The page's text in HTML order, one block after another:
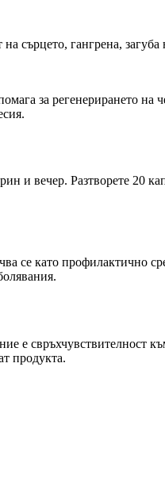
сърцето, гангрена, загуба
за регенерирането на
и вечер. Разтворете 20
се като профилактично
е свръхчувствителност
продукта.